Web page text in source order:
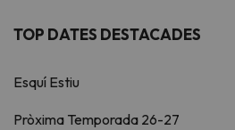
TOP DATES DESTACADES
Esquí Estiu
Pròxima Temporada 26-27